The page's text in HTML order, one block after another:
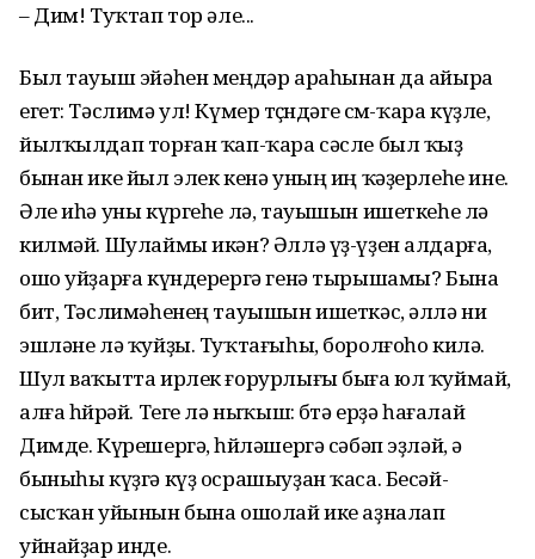
– Дим! Туҡтап тор әле...
Был тауыш эйәһен меңдәр араһынан да айыра
егет: Тәслимә ул! Күмер төҫөндәге сөм-ҡара күҙле,
йылҡылдап торған ҡап-ҡара сәсле был ҡыҙ
бынан ике йыл элек кенә уның иң ҡәҙерлеһе ине.
Әле иһә уны күргеһе лә, тауышын ишеткеһе лә
килмәй. Шулаймы икән? Әллә үҙ-үҙен алдарға,
ошо уйҙарға күндерергә генә тырышамы? Бына
бит, Тәслимәһенең тауышын ишеткәс, әллә ни
эшләне лә ҡуйҙы. Туҡтағыһы, боролғоһо килә.
Шул ваҡытта ирлек ғорурлығы быға юл ҡуймай,
алға һөйрәй. Теге лә ныҡыш: бөтә ерҙә һағалай
Димде. Күрешергә, һөйләшергә сәбәп эҙләй, ә
быныһы күҙгә күҙ осрашыуҙан ҡаса. Бесәй-
сысҡан уйынын бына ошолай ике аҙналап
уйнайҙар инде.